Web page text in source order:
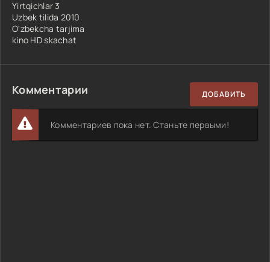
Yirtqichlar 3
Uzbek tilida 2010
O'zbekcha tarjima
kino HD skachat
Комментарии ДОБАВИТЬ
Комментариев пока нет. Станьте первыми!